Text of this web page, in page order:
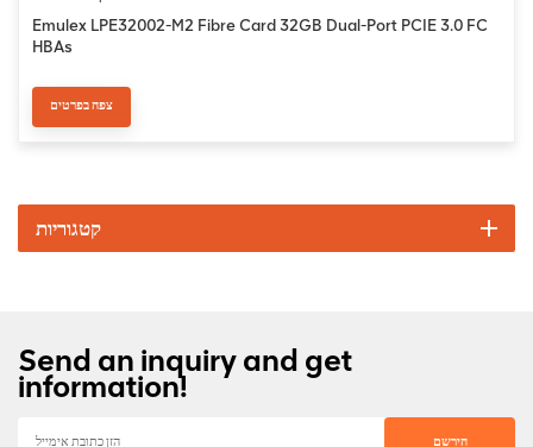
Emulex LPE32002-M2 Fibre Card 32GB Dual-Port PCIE 3.0 FC
HBAs
צפה בפרטים
קטגוריות
Send an inquiry and get
information!